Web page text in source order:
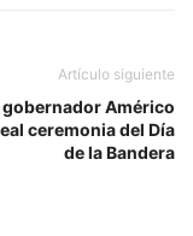
Artículo siguiente
Américo
ceremonia del Día
de la Bandera